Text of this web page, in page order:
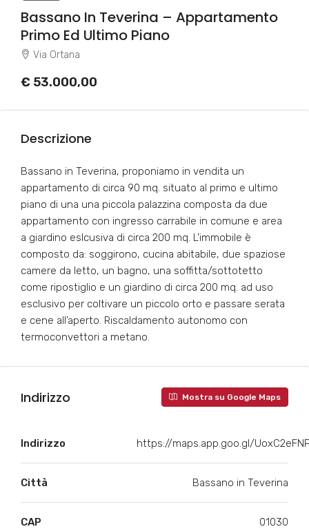
Bassano In Teverina – Appartamento
Primo Ed Ultimo Piano
Via Ortana
€ 53.000,00
Descrizione
Bassano in Teverina, proponiamo in vendita un
appartamento di circa 90 mq. situato al primo e ultimo
piano di una una piccola palazzina composta da due
appartamento con ingresso carrabile in comune e area
a giardino eslcusiva di circa 200 mq. L’immobile è
composto da: soggirono, cucina abitabile, due spaziose
camere da letto, un bagno, una soffitta/sottotetto
come ripostiglio e un giardino di circa 200 mq. ad uso
esclusivo per coltivare un piccolo orto e passare serata
e cene all’aperto. Riscaldamento autonomo con
termoconvettori a metano.
Indirizzo Mostra su Google Maps
Indirizzo https://maps.app.goo.gl/
Città Bassano in Teverina
CAP 01030